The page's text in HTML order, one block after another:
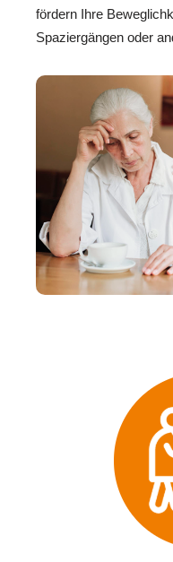
fördern Ihre
Spaziergängen oder